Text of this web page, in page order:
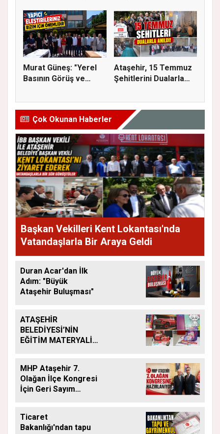
Murat Güneş: "Yerel
Basının Görüş ve
Ataşehir, 15 Temmuz
Şehitlerini Dualarla
Çok Okunan Haberler
Başkan Vekilleri Kent Lokantası'nda
Vatandaşlarla Bir Araya Geldi
Duran Acar'dan İlk
Adım: "Büyük
Ataşehir Buluşması"
ATAŞEHİR
BELEDİYESİ’NİN
EĞİTİM MATERYALİ
SÜRÜYOR
MHP Ataşehir 7.
Olağan İlçe Kongresi
İçin Geri Sayım
Ticaret
Bakanlığı'ndan tapu